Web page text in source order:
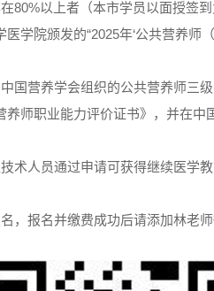
80%以上者（本市学员以面授签
学院颁发的“2025年‘公共营养师
国营养学会组织的公共营养师三
养师职业能力评价证书》，并在中
术人员通过申请可获得继续医学
，报名并缴费成功后请添加林老